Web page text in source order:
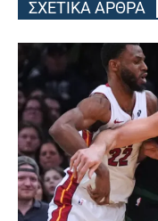
ΣΧΕΤΙΚΑ ΑΡΘΡΑ